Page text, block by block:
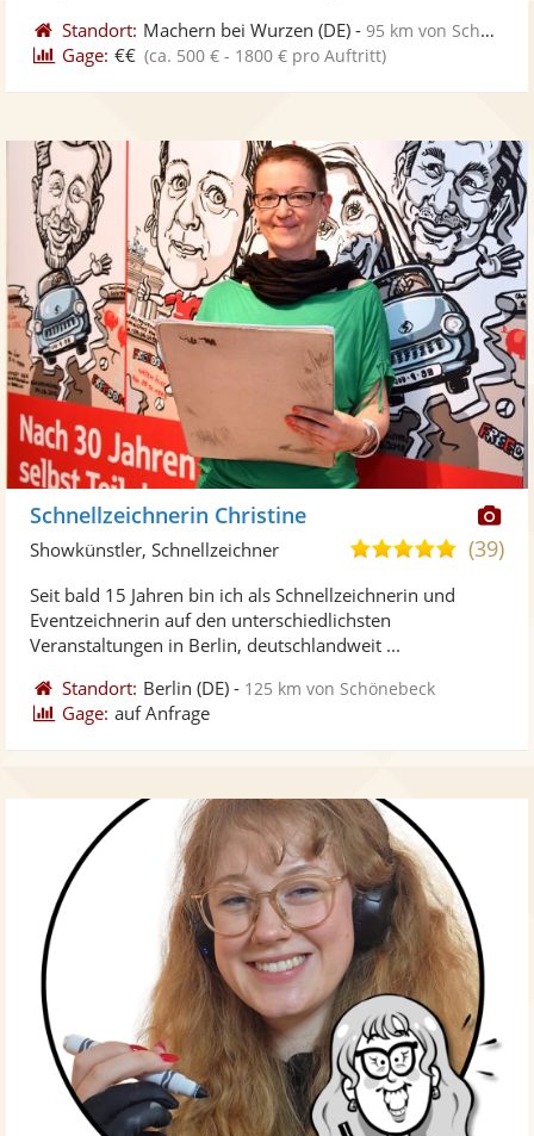
Standort: Machern bei Wurzen (DE) -95 km von Schönebeck
Gage: €€ (ca. 500 € - 1800 € pro Auftritt)
Schnellzeichnerin Christine
4,9(39)
Showkünstler, Schnellzeichner
Seit bald 15 Jahren bin ich als Schnellzeichnerin und
Eventzeichnerin auf den unterschiedlichsten
Veranstaltungen in Berlin, deutschlandweit ...
Standort: Berlin (DE) - 125 km von Schönebeck
Gage: auf Anfrage